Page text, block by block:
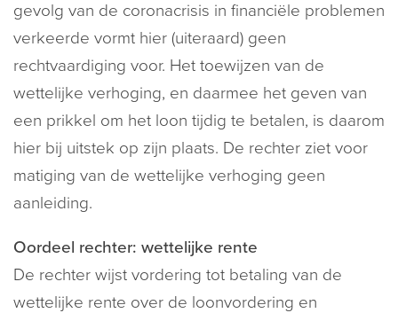
gevolg van de coronacrisis in financiële problemen
verkeerde vormt hier (uiteraard) geen
rechtvaardiging voor. Het toewijzen van de
wettelijke verhoging, en daarmee het geven van
een prikkel om het loon tijdig te betalen, is daarom
hier bij uitstek op zijn plaats. De rechter ziet voor
matiging van de wettelijke verhoging geen
aanleiding.
Oordeel rechter: wettelijke rente
De rechter wijst vordering tot betaling van de
wettelijke rente over de loonvordering en